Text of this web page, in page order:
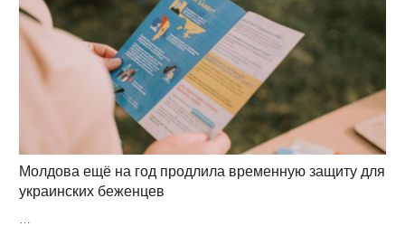
Молдова ещё на год продлила временную защиту для
украинских беженцев